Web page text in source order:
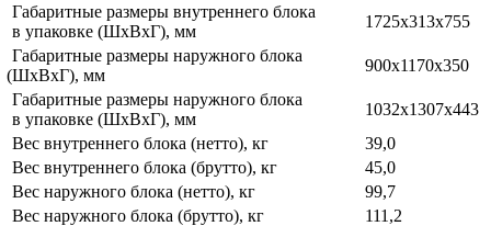
Габаритные размеры внутреннего блока
в упаковке (ШхВхГ), мм
1725x313x755
Габаритные размеры наружного блока
(ШxВxГ), мм
900x1170x350
Габаритные размеры наружного блока
в упаковке (ШxВxГ), мм
1032x1307x443
Вес внутреннего блока (нетто), кг
39,0
Вес внутреннего блока (брутто), кг
45,0
Вес наружного блока (нетто), кг
99,7
Вес наружного блока (брутто), кг
111,2